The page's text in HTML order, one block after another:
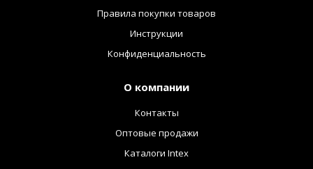
Правила покупки товаров
Инструкции
Конфиденциальность
О компании
Контакты
Оптовые продажи
Каталоги Intex